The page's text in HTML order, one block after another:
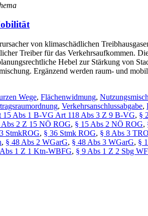
von klimaschädlichen
Treiber für das Verkehrsaufkommen.
Hebel zur Stärkung von
Ergänzend werden raum- und
Wege, Flächenwidmung,
, Verkehrsanschlussabgabe,
15 Abs 1 B-VG Art 118 Abs 3 Z 9 B-VG, §
Abs 2 Z 15 NÖ ROG, § 15 Abs 2 NÖ ROG,
StmkROG, § 36 Stmk ROG, § 8 Abs 3
, § 48 Abs 2 WGarG, § 48 Abs 3 WGarG, §
1 Z 1 Ktn-WBFG, § 9 Abs 1 Z 2 Sbg